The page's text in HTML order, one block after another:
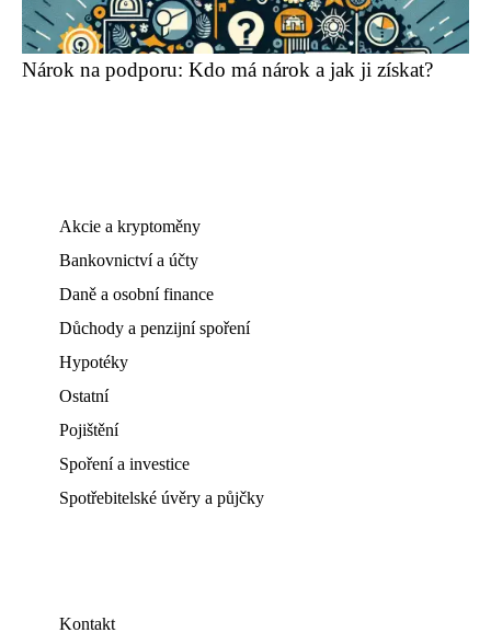
Nárok na podporu: Kdo má nárok a jak ji získat?
Akcie a kryptoměny
Bankovnictví a účty
Daně a osobní finance
Důchody a penzijní spoření
Hypotéky
Ostatní
Pojištění
Spoření a investice
Spotřebitelské úvěry a půjčky
Kontakt